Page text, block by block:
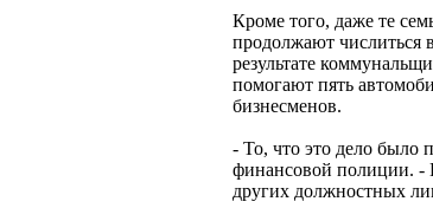
Кроме того, даже те
продолжают числиться
результате
помогают пять
бизнесменов.
- То, что это дело было
финансовой полиции. -
других должностных